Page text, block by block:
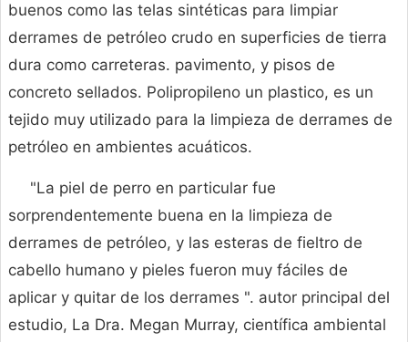
buenos como las telas sintéticas para limpiar
derrames de petróleo crudo en superficies de tierra
dura como carreteras. pavimento, y pisos de
concreto sellados. Polipropileno un plastico, es un
tejido muy utilizado para la limpieza de derrames de
petróleo en ambientes acuáticos.
"La piel de perro en particular fue
sorprendentemente buena en la limpieza de
derrames de petróleo, y las esteras de fieltro de
cabello humano y pieles fueron muy fáciles de
aplicar y quitar de los derrames ". autor principal del
estudio, La Dra. Megan Murray, científica ambiental